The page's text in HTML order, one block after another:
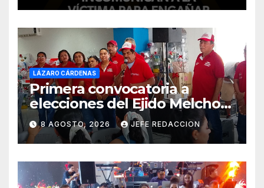
LÁZARO CÁRDENAS
Primera convocatoria a
elecciones del Ejido Melchor
Ocampo en Lázaro Cárdenas
el domingo
8 AGOSTO, 2026 JEFE REDACCION